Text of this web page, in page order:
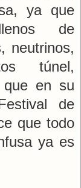
ya que
de
neutrinos,
túnel,
que en su
de
que todo
ya es